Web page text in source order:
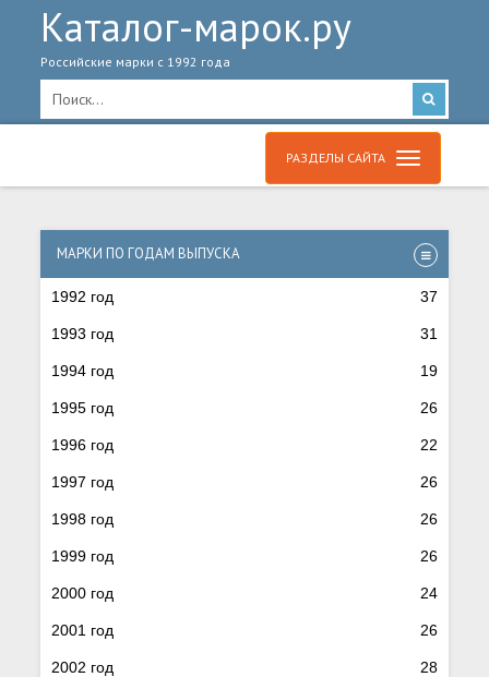
Каталог-марок.ру
Российские марки с 1992 года
РАЗДЕЛЫ САЙТА
МАРКИ ПО ГОДАМ ВЫПУСКА
1992 год 37
1993 год 31
1994 год 19
1995 год 26
1996 год 22
1997 год 26
1998 год 26
1999 год 26
2000 год 24
2001 год 26
2002 год 28